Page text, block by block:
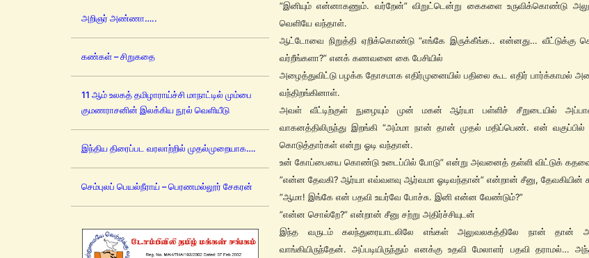
அறிஞர் அண்ணா…..
கண்கள் – சிறுகதை
11 ஆம் உலகத் தமிழாராய்ச்சி மாநாட்டில் மும்பை
குமணராசனின் இலக்கிய நூல் வெளியீடு
இந்திய திரைப்பட வரலாற்றில் முதல்முறையாக….
செம்புலப் பெயல்நீராய் – பெரணமல்லூர் சேகரன்
”இனியும் என்னாகணும். வர்றேன்” விறுட்டென்று கைகளை உருவிக்கொண்டு
வெளியே வந்தாள்.
ஆட்டோவை நிறுத்தி ஏறிக்கொண்டு “எங்கே இருக்கீங்க.. என்னது… வீட்டுக்கு
வர்றீங்களா?” எனக் கணவனை கை பேசியில்
அழைத்துவிட்டு பழக்க தோசமாக எதிர்முனையில் பதிலை கூட எதிர் பார்க்காமல்
வந்திறங்கினாள்.
அவள் வீட்டிற்குள் நுழையும் முன் மகன் ஆர்யா பள்ளிச் சீறுடையில்
வாகனத்திலிருந்து இறங்கி “அம்மா நான் தான் முதல் மதிப்பெண். என்
கொடுத்தார்கள் என்று ஓடி வந்தான்.
உன் கோப்பையை கொண்டு உடைப்பில் போடு” என்று அவனைத் தள்ளி விட்டுக் கதவை
”என்ன தேவகி? ஆர்யா எவ்வளவு ஆர்வமா ஓடிவந்தான்” என்றான் சீனு,
”ஆமா! இங்கே என் பதவி உயர்வே போச்சு. இனி என்ன வேண்டும்?”
”என்ன சொல்றே?” என்றான் சீனு சற்று அதிர்ச்சியுடன்
இந்த வருடம் கலந்துரையாடலிலே எங்கள் அலுவலகத்திலே நான் தான்
வாங்கியிருந்தேன். அப்படியிருந்தும் எனக்கு உதவி மேலாளர் பதவி தராமல்…